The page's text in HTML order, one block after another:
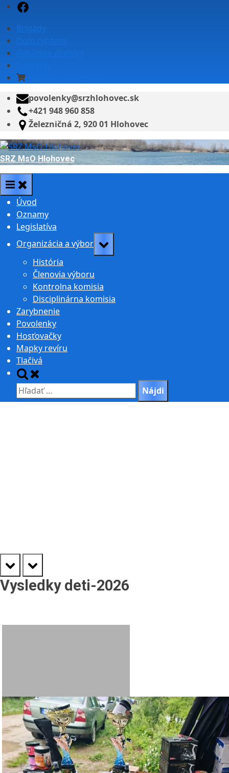
Skip
content
Facebook
Brigády
Dom rybárov
povolenky@srzhlohovec.sk
+421 948 960 858
Železničná 2, 920 01 Hlohovec
SRZ MsO Hlohovec
Úvod
Oznamy
Legislatíva
Organizácia a výbor Toggle
sub-
História
Členovia výboru
Kontrolna komisia
Disciplinárna komisia
Zarybnenie
Povolenky
Hosťovačky
Mapky revíru
Tlačivá
Toggle
search
form
Hľadať:
prev next
Vysledky deti-2026